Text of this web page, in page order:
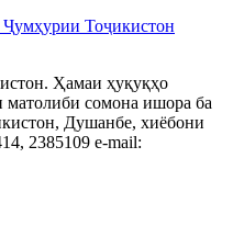
Ҷумҳурии Тоҷикистон
Ҳамаи ҳуқуқҳо
сомона ишора ба
Душанбе, хиёбони
2385109 e-mail: